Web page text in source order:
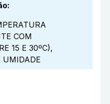
:
COM
15 E 30ºC),
UMIDADE